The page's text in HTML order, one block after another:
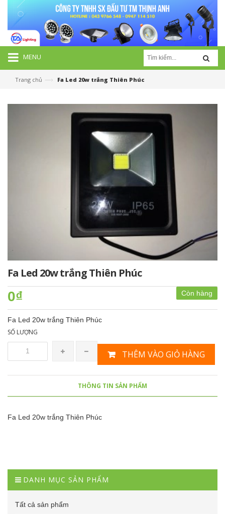
MENU
Trang chủ —› Fa Led 20w trắng Thiên Phúc
Fa Led 20w trắng Thiên Phúc
Còn hàng
0₫
Fa Led 20w trắng Thiên Phúc
SỐ LƯỢNG
THÊM VÀO GIỎ HÀNG
THÔNG TIN SẢN PHẨM
Fa Led 20w trắng Thiên Phúc
DANH MỤC SẢN PHẨM
Tất cả sản phẩm